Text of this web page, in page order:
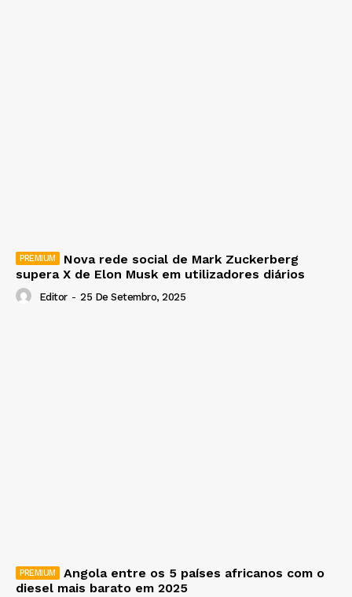
Nova rede social de Mark Zuckerberg
supera X de Elon Musk em utilizadores diários
Editor - 25 De Setembro, 2025
Angola entre os 5 países africanos com o
diesel mais barato em 2025